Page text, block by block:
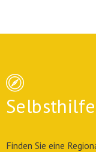
Finden Sie eine